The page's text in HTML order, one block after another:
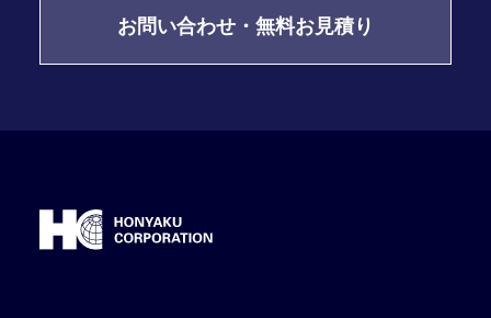
お問い合わせ・無料お見積り